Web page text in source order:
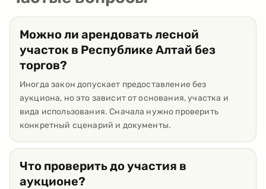
Можно ли арендовать лесной
участок в Республике Алтай без
торгов?
Иногда закон допускает предоставление без
аукциона, но это зависит от основания, участка и
вида использования. Сначала нужно проверить
конкретный сценарий и документы.
Что проверить до участия в
аукционе?